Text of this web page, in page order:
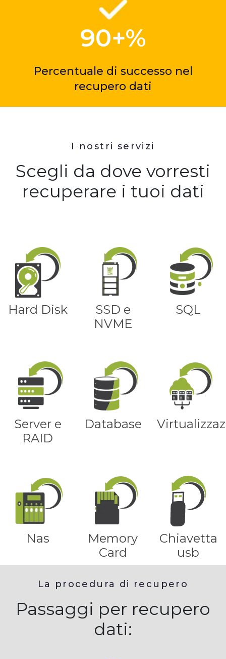
90+%
Percentuale di successo nel
recupero dati
I nostri servizi
Scegli da dove vorresti
recuperare i tuoi dati
Hard Disk
SSD e
NVME
SQL
Server e
RAID
Database
Nas
Memory
Card
Chiavetta
usb
La procedura di recupero
Passaggi per recupero
dati: